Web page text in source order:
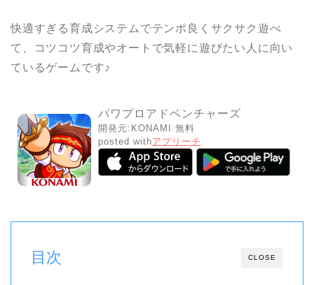
快適すぎる育成システムでテンポ良くサクサク遊べ
て、コツコツ育成やオートで気軽に遊びたい人に向い
ているゲームです♪
パワプロアドベンチャーズ
開発元: KONAMI 無料
posted withアプリーチ
CLOSE
目次